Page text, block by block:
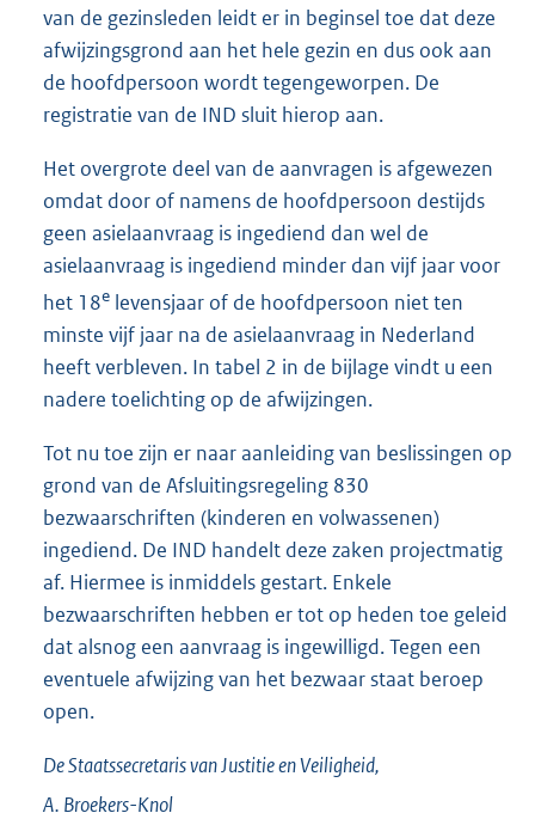
van de gezinsleden leidt er in beginsel toe dat deze
afwijzingsgrond aan het hele gezin en dus ook aan
de hoofdpersoon wordt tegengeworpen. De
registratie van de IND sluit hierop aan.
Het overgrote deel van de aanvragen is afgewezen
omdat door of namens de hoofdpersoon destijds
geen asielaanvraag is ingediend dan wel de
asielaanvraag is ingediend minder dan vijf jaar voor
het 18e levensjaar of de hoofdpersoon niet ten
minste vijf jaar na de asielaanvraag in Nederland
heeft verbleven. In tabel 2 in de bijlage vindt u een
nadere toelichting op de afwijzingen.
Tot nu toe zijn er naar aanleiding van beslissingen op
grond van de Afsluitingsregeling 830
bezwaarschriften (kinderen en volwassenen)
ingediend. De IND handelt deze zaken projectmatig
af. Hiermee is inmiddels gestart. Enkele
bezwaarschriften hebben er tot op heden toe geleid
dat alsnog een aanvraag is ingewilligd. Tegen een
eventuele afwijzing van het bezwaar staat beroep
open.
De Staatssecretaris van Justitie en Veiligheid,
A. Broekers-Knol